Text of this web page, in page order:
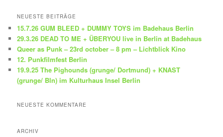
h
n
NEUESTE BEITRÄGE
15.7.26 GUM BLEED + DUMMY TOYS im Badehaus Berlin
29.3.26 DEAD TO ME + ÜBERYOU live in Berlin at Badehaus
Queer as Punk – 23rd october – 8 pm – Lichtblick Kino
12. Punkfilmfest Berlin
19.9.25 The Pighounds (grunge/ Dortmund) + KNAST
(grunge/ Bln) im Kulturhaus Insel Berlin
NEUESTE KOMMENTARE
ARCHIV